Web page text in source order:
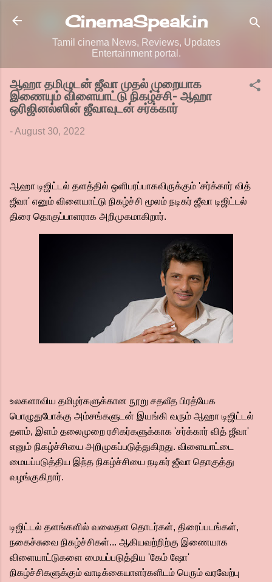
Skip to main content
CinemaSpeak.in
Tamil cinema News, Reviews, Updates
Entertainment portal.
ஆஹா தமிழுடன் ஜீவா முதல் முறையாக
இணையும் விளையாட்டு நிகழ்ச்சி- ஆஹா
ஒரிஜினல்ஸின் ஜீவாவுடன் சர்க்கார்
-August 30, 2022
ஆஹா டிஜிட்டல் தளத்தில் ஒளிபரப்பாகவிருக்கும் 'சர்க்கார் வித்
ஜீவா' எனும் விளையாட்டு நிகழ்ச்சி மூலம் நடிகர் ஜீவா டிஜிட்டல்
திரை தொகுப்பாளராக அறிமுகமாகிறார்.
உலகளாவிய தமிழர்களுக்கான நூறு சதவீத பிரத்யேக
பொழுதுபோக்கு அம்சங்களுடன் இயங்கி வரும் ஆஹா டிஜிட்டல்
தளம், இளம் தலைமுறை ரசிகர்களுக்காக 'சர்க்கார் வித் ஜீவா'
எனும் நிகழ்ச்சியை அறிமுகப்படுத்துகிறது. விளையாட்டை
மையப்படுத்திய இந்த நிகழ்ச்சியை நடிகர் ஜீவா தொகுத்து
வழங்குகிறார்.
டிஜிட்டல் தளங்களில் வலைதள தொடர்கள், திரைப்படங்கள்,
நகைச்சுவை நிகழ்ச்சிகள்... ஆகியவற்றிற்கு இணையாக
விளையாட்டுகளை மையப்படுத்திய 'கேம் ஷோ'
நிகழ்ச்சிகளுக்கும் வாடிக்கையாளர்களிடம் பெரும் வரவேற்பு